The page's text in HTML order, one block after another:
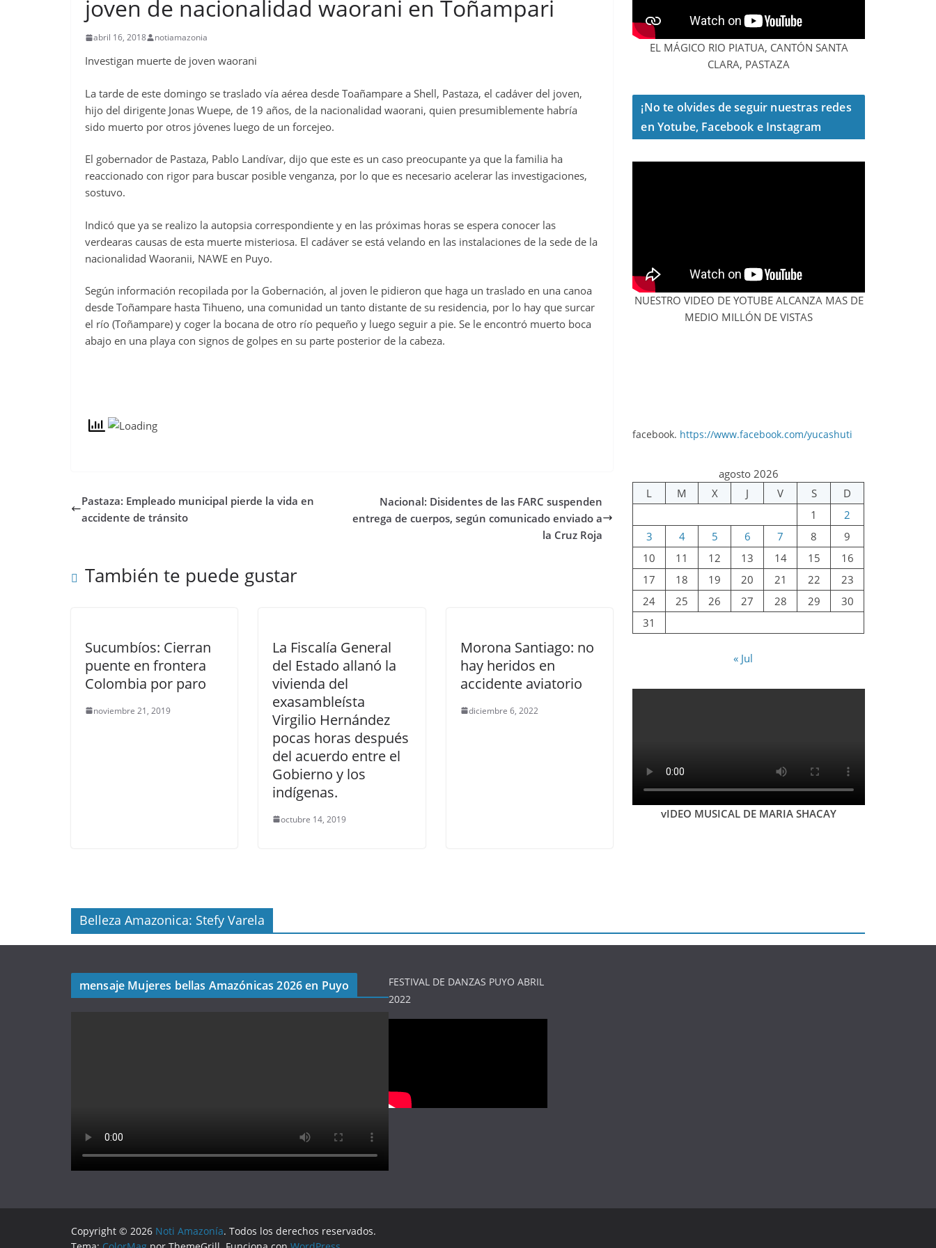
joven de nacionalidad waorani en Toñampari
abril 16, 2018 notiamazonia
Investigan muerte de joven waorani
La tarde de este domingo se traslado vía aérea desde Toañampare a Shell, Pastaza, el cadáver del joven,
hijo del dirigente Jonas Wuepe, de 19 años, de la nacionalidad waorani, quien presumiblemente habría
sido muerto por otros jóvenes luego de un forcejeo.
El gobernador de Pastaza, Pablo Landívar, dijo que este es un caso preocupante ya que la familia ha
reaccionado con rigor para buscar posible venganza, por lo que es necesario acelerar las investigaciones,
sostuvo.
Indicó que ya se realizo la autopsia correspondiente y en las próximas horas se espera conocer las
verdearas causas de esta muerte misteriosa. El cadáver se está velando en las instalaciones de la sede de la
nacionalidad Waoranii, NAWE en Puyo.
Según información recopilada por la Gobernación, al joven le pidieron que haga un traslado en una canoa
desde Toñampare hasta Tihueno, una comunidad un tanto distante de su residencia, por lo hay que surcar
el río (Toñampare) y coger la bocana de otro río pequeño y luego seguir a pie. Se le encontró muerto boca
abajo en una playa con signos de golpes en su parte posterior de la cabeza.
Pastaza: Empleado municipal pierde la vida en
accidente de tránsito
Nacional: Disidentes de las FARC suspenden
entrega de cuerpos, según comunicado enviado a
la Cruz Roja
También te puede gustar
Sucumbíos: Cierran
puente en frontera
Colombia por paro
noviembre 21, 2019
La Fiscalía General
del Estado allanó la
vivienda del
exasambleísta
Virgilio Hernández
pocas horas después
del acuerdo entre el
Gobierno y los
indígenas.
octubre 14, 2019
Morona Santiago: no
hay heridos en
accidente aviatorio
diciembre 6, 2022
EL MÁGICO RIO PIATUA, CANTÓN SANTA
CLARA, PASTAZA
¡No te olvides de seguir nuestras redes
en Yotube, Facebook e Instagram
NUESTRO VIDEO DE YOTUBE ALCANZA MAS DE
MEDIO MILLÓN DE VISTAS
facebook. https://www.facebook.com/yucashuti
agosto 2026
L
M X J V S
D
1
2
3
4 5 6 7 8
9
10
11 12 13 14 15
16
17
18 19 20 21 22
23
24
25 26 27 28 29
30
31
« Jul
vIDEO MUSICAL DE MARIA SHACAY
Belleza Amazonica: Stefy Varela
mensaje Mujeres bellas Amazónicas 2026 en Puyo
FESTIVAL DE DANZAS PUYO ABRIL
2022
Copyright © 2026 Noti Amazonía. Todos los derechos reservados.